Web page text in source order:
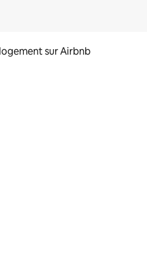
sur Airbnb